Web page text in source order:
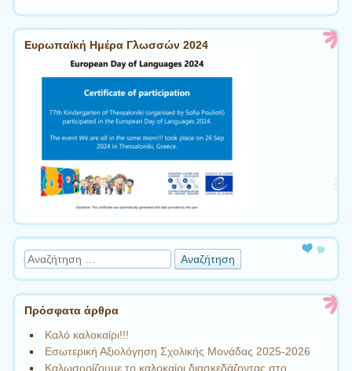
Ευρωπαϊκή Ημέρα Γλωσσών 2024
Αναζήτηση
Πρόσφατα άρθρα
Καλό καλοκαίρι!!!
Εσωτερική Αξιολόγηση Σχολικής Μονάδας 2025-2026
Καλωσορίζουμε το καλοκαίρι διασκεδάζοντας στο